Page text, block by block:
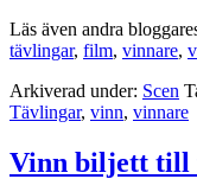
Läs även andra
tävlingar, film, vinnare,
Arkiverad under: Scen
Tävlingar, vinn, vinnare
Vinn biljett till